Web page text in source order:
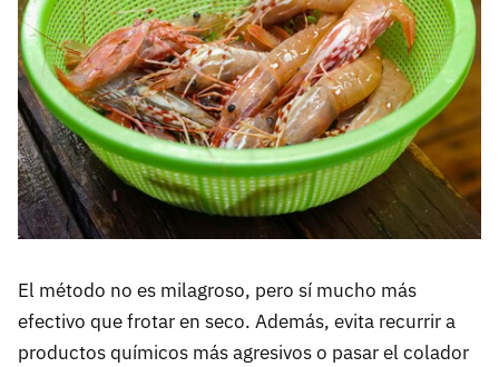
El método no es milagroso, pero sí mucho más
efectivo que frotar en seco. Además, evita recurrir a
productos químicos más agresivos o pasar el colador